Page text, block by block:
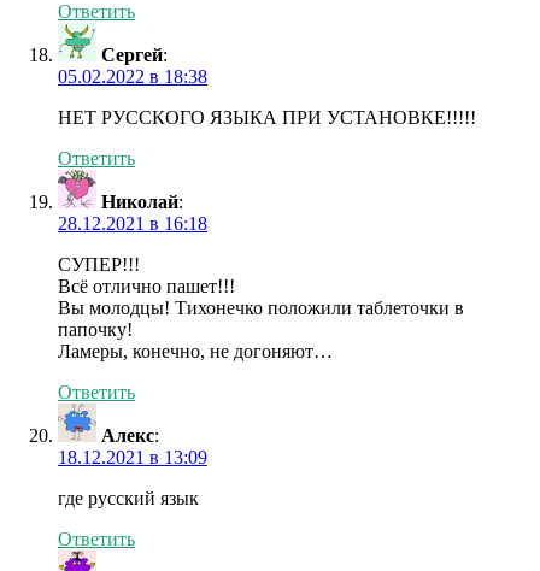
Ответить
Сергей:
05.02.2022 в 18:38
НЕТ РУССКОГО ЯЗЫКА ПРИ УСТАНОВКЕ!!!!!
Ответить
Николай:
28.12.2021 в 16:18
СУПЕР!!!
Всё отлично пашет!!!
Вы молодцы! Тихонечко положили таблеточки в
папочку!
Ламеры, конечно, не догоняют…
Ответить
Алекс:
18.12.2021 в 13:09
где русский язык
Ответить